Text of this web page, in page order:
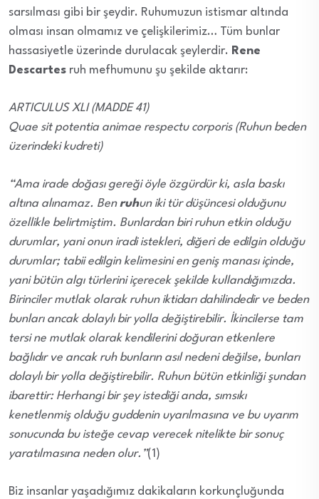
sarsılması gibi bir şeydir. Ruhumuzun istismar altında
olması insan olmamız ve çelişkilerimiz… Tüm bunlar
hassasiyetle üzerinde durulacak şeylerdir. Rene
Descartes ruh mefhumunu şu şekilde aktarır:
ARTICULUS XLI (MADDE 41)
Quae sit potentia animae respectu corporis (Ruhun beden
üzerindeki kudreti)
“Ama irade doğası gereği öyle özgürdür ki, asla baskı
altına alınamaz. Benruhun iki tür düşüncesi olduğunu
özellikle belirtmiştim. Bunlardan biri ruhun etkin olduğu
durumlar, yani onun iradi istekleri, diğeri de edilgin olduğu
durumlar; tabii edilgin kelimesini en geniş manası içinde,
yani bütün algı türlerini içerecek şekilde kullandığımızda.
Birinciler mutlak olarak ruhun iktidarı dahilindedir ve beden
bunları ancak dolaylı bir yolla değiştirebilir. İkincilerse tam
tersi ne mutlak olarak kendilerini doğuran etkenlere
bağlıdır ve ancak ruh bunların asıl nedeni değilse, bunları
dolaylı bir yolla değiştirebilir. Ruhun bütün etkinliği şundan
ibarettir: Herhangi bir şey istediği anda, sımsıkı
kenetlenmiş olduğu guddenin uyarılmasına ve bu uyarım
sonucunda bu isteğe cevap verecek nitelikte bir sonuç
yaratılmasına neden olur.”(1)
Biz insanlar yaşadığımız dakikaların korkunçluğunda